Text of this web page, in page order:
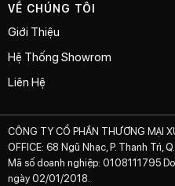
VỀ CHÚNG TÔI
Giới Thiệu
Hệ Thống Showrom
Liên Hệ
CÔNG TY CỔ PHẦN THƯƠNG MẠI
OFFICE: 68 Ngũ Nhạc, P. Thanh Trì,
Mã số doanh nghiệp: 0108111795
ngày 02/01/2018.